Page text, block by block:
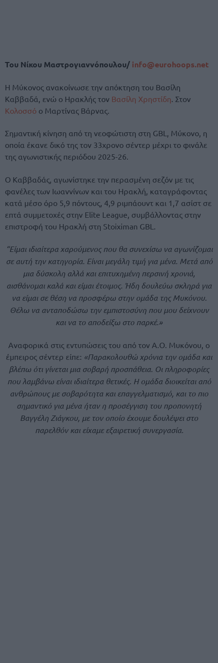
Του Νίκου Μαστρογιαννόπουλου/ info@eurohoops.net
Η Μύκονος ανακοίνωσε την απόκτηση του Βασίλη
Καββαδά, ενώ ο Ηρακλής τον Βασίλη Χρηστίδη. Στον
Κολοσσό ο Μαρτίνας Βάρνας.
Σημαντική κίνηση από τη νεοφώτιστη στη GBL, Μύκονο, η
οποία έκανε δικό της τον 33χρονο σέντερ μέχρι το φινάλε
της αγωνιστικής περιόδου 2025-26.
Ο Καββαδάς, αγωνίστηκε την περασμένη σεζόν με τις
φανέλες των Ιωαννίνων και του Ηρακλή, καταγράφοντας
κατά μέσο όρο 5,9 πόντους, 4,9 ριμπάουντ και 1,7 ασίστ σε
επτά συμμετοχές στην Elite League, συμβάλλοντας στην
επιστροφή του Ηρακλή στη Stoiximan GBL.
“Είμαι ιδιαίτερα χαρούμενος που θα συνεχίσω να αγωνίζομαι
σε αυτή την κατηγορία. Είναι μεγάλη τιμή για μένα. Μετά από
μια δύσκολη αλλά και επιτυχημένη περσινή χρονιά,
αισθάνομαι καλά και είμαι έτοιμος. Ήδη δουλεύω σκληρά για
να είμαι σε θέση να προσφέρω στην ομάδα της Μυκόνου.
Θέλω να ανταποδώσω την εμπιστοσύνη που μου δείχνουν
και να το αποδείξω στο παρκέ.»
Αναφορικά στις εντυπώσεις του από τον Α.Ο. Μυκόνου, ο
έμπειρος σέντερ είπε: «Παρακολουθώ χρόνια την ομάδα και
βλέπω ότι γίνεται μια σοβαρή προσπάθεια. Οι πληροφορίες
που λαμβάνω είναι ιδιαίτερα θετικές. Η ομάδα διοικείται από
ανθρώπους με σοβαρότητα και επαγγελματισμό, και το πιο
σημαντικό για μένα ήταν η προσέγγιση του προπονητή
Βαγγέλη Ζιάγκου, με τον οποίο έχουμε δουλέψει στο
παρελθόν και είχαμε εξαιρετική συνεργασία.